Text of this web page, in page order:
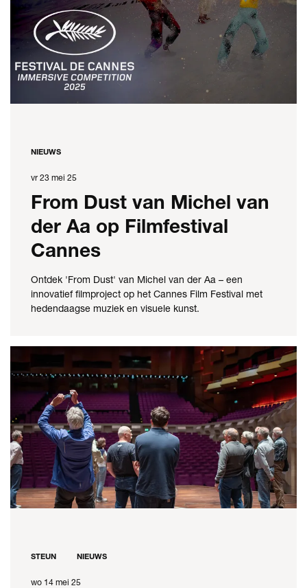
vr 23 mei 25
From Dust van Michel van
der Aa op Filmfestival
Cannes
Ontdek 'From Dust' van Michel van der Aa – een
innovatief filmproject op het Cannes Film Festival met
hedendaagse muziek en visuele kunst.
NIEUWS
wo 14 mei 25
STEUN NIEUWS